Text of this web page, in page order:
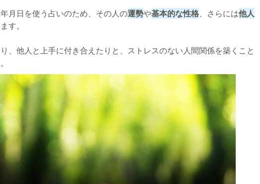
月日を使う占いのため、その人の運勢や基本的な性格、さらには他人
す。
、他人と上手に付き合えたりと、ストレスのない人間関係を築くこと